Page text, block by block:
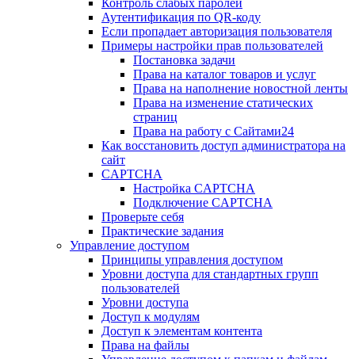
Контроль слабых паролей
Аутентификация по QR-коду
Если пропадает авторизация пользователя
Примеры настройки прав пользователей
Постановка задачи
Права на каталог товаров и услуг
Права на наполнение новостной ленты
Права на изменение статических
страниц
Права на работу с Сайтами24
Как восстановить доступ администратора на
сайт
CAPTCHA
Настройка CAPTCHA
Подключение CAPTCHA
Проверьте себя
Практические задания
Управление доступом
Принципы управления доступом
Уровни доступа для стандартных групп
пользователей
Уровни доступа
Доступ к модулям
Доступ к элементам контента
Права на файлы